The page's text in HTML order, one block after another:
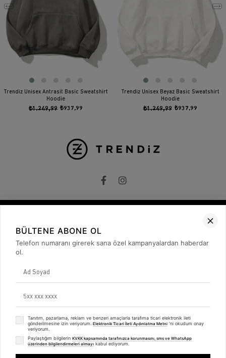
Trendiz Unisex Antrasit Basic Sweatshirt
Hoodie
₺937,99
₺1.249,99
Trendiz Unisex Beyaz Basic Sweatshirt
Hoodie
₺937,99
₺1.249,99
Kurumsal
Hakkımızda
İletişim
KVKK
Müşteri İlişkileri
Müşteri Destek
Kargo & Teslimat
Whatsapp Müşteri Destek
BÜLTENE ABONE OL
Telefon numaranı girerek sana özel kampanyalardan haberdar
ol.
Tanıtım, pazarlama, reklam ve benzeri amaçlarla tarafıma ticari elektronik ileti
gönderilmesine izin veriyorum. Elektronik Ticari İleti Aydınlatma Metni 'ni okudum onay
veriyorum.
Paylaştığım bilgilerin KVKK kapsamında tarafınızca korunmasını, sms ve WhatsApp
üzerinden bilgilendirmeleri almayı kabul ediyorum.